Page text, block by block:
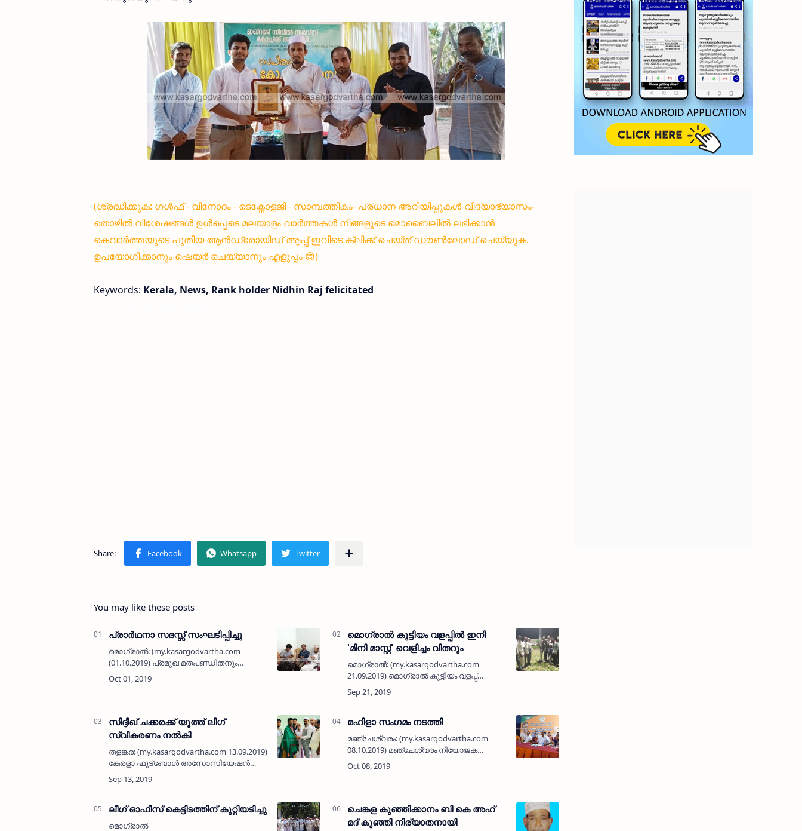
(ശ്രദ്ധിക്കുക: ഗൾഫ് - വിനോദം - ടെക്നോളജി - സാമ്പത്തികം- പ്രധാന അറിയിപ്പുകൾ-വിദ്യാഭ്യാസം-
തൊഴിൽ വിശേഷങ്ങൾ ഉൾപ്പെടെ മലയാളം വാർത്തകൾ നിങ്ങളുടെ മൊബൈലിൽ ലഭിക്കാൻ
കെവാർത്തയുടെ പുതിയ ആൻഡ്രോയിഡ് ആപ്പ് ഇവിടെ ക്ലിക്ക് ചെയ്ത് ഡൗൺലോഡ് ചെയ്യുക.
ഉപയോഗിക്കാനും ഷെയർ ചെയ്യാനും എളുപ്പം 😊)
Keywords: Kerala, News, Rank holder Nidhin Raj felicitated
You may like these posts
പ്രാര്‍ഥനാ സദസ്സ് സംഘടിപ്പിച്ചു
മൊഗ്രാല്‍: (my.kasargodvartha.com
(01.10.2019) പ്രമുഖ മതപണ്ഡിതനും
ബദരിയാ നഗര്‍ ഇമാം ശാഫി ഇസ്‌ലാമിക്
അക്കാദമി സ്ഥാപകനുമായിരുന്ന എം എ
മൊഗ്രാല്‍ കുട്ടിയം വളപ്പില്‍ ഇനി
'മിനി മാസ്റ്റ്' വെളിച്ചം വിതറും
മൊഗ്രാല്‍: (my.kasargodvartha.com
21.09.2019) മൊഗ്രാല്‍ കുട്ടിയം വളപ്പ്
പ്രദേശത്ത് ഇനി മിനി മാസ്റ്റ് വെളിച്ചം വിതറും.
കുമ്പള ഗ്രാമപഞ്ചായത്ത് പതിനേഴാം
സിദ്ദീഖ് ചക്കരക്ക് യൂത്ത് ലീഗ്
സ്വീകരണം നല്‍കി
തളങ്കര: (my.kasargodvartha.com 13.09.2019)
കേരളാ ഫുട്‌ബോള്‍ അസോസിയേഷന്‍
എക്‌സിക്യൂട്ടീവ് അംഗമായി
തെരഞ്ഞെടുക്കപ്പെട്ട തളങ്കര കണ്ടത്തില്‍
സിദ്ദ…
മഹിളാ സംഗമം നടത്തി
മഞ്ചേശ്വരം: (my.kasargodvartha.com
08.10.2019) മഞ്ചേശ്വരം നിയോജക
മണ്ഡലം ഉപതെരഞ്ഞെടുപ്പിന്റെ ഭാഗമായി
മഹിളാ മോര്‍ച്ചയുടെ നേതൃത്വത്തില്‍ മഹിളാ
ലീഗ് ഓഫീസ് കെട്ടിടത്തിന് കുറ്റിയടിച്ചു
മൊഗ്രാല്‍
ചെങ്കള കുഞ്ഞിക്കാനം ബി കെ അഹ്
മദ് കുഞ്ഞി നിര്യാതനായി